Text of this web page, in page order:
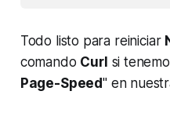
Todo listo para reiniciar
comando Curl si
Page-Speed" en